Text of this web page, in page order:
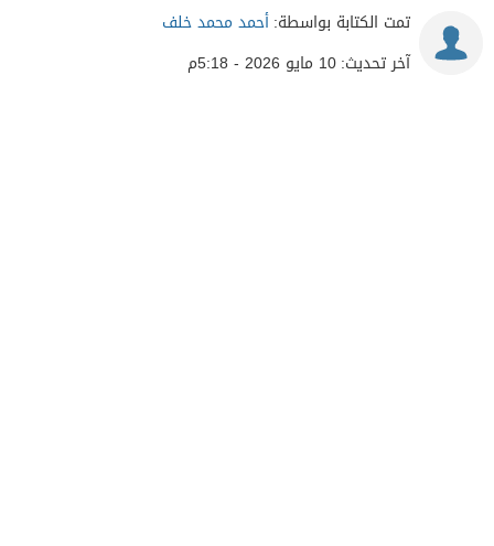
تمت الكتابة بواسطة:أحمد محمد خلف
آخر تحديث:10 مايو 2026 - 5:18م